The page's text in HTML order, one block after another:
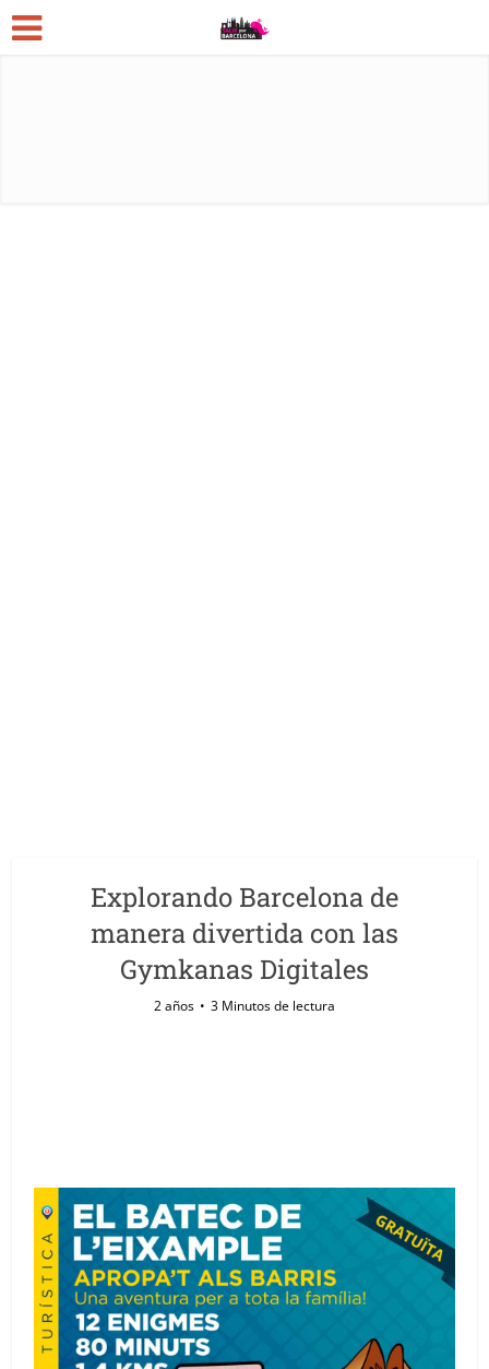
Explorando Barcelona de
manera divertida con las
Gymkanas Digitales
2 años 3 Minutos de lectura